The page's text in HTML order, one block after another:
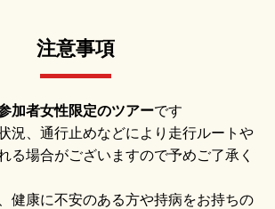
注意事項
加者女性限定のツアーです
況、通行止めなどにより走行ルートや
る場合がございますので予めご了承く
健康に不安のある方や持病をお持ちの